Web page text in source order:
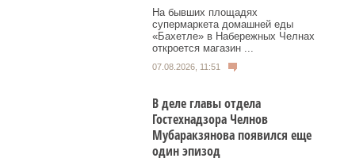
На бывших площадях
супермаркета домашней еды
«Бахетле» в Набережных Челнах
откроется магазин ...
07.08.2026, 11:51
В деле главы отдела
Гостехнадзора Челнов
Мубаракзянова появился еще
один эпизод